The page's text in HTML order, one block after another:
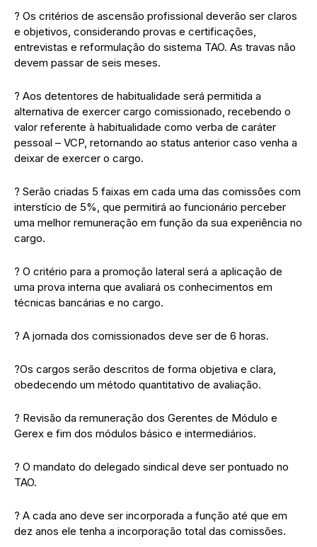
? Os critérios de ascensão profissional deverão ser claros
e objetivos, considerando provas e certificações,
entrevistas e reformulação do sistema TAO. As travas não
devem passar de seis meses.
? Aos detentores de habitualidade será permitida a
alternativa de exercer cargo comissionado, recebendo o
valor referente à habitualidade como verba de caráter
pessoal – VCP, retornando ao status anterior caso venha a
deixar de exercer o cargo.
? Serão criadas 5 faixas em cada uma das comissões com
interstício de 5%, que permitirá ao funcionário perceber
uma melhor remuneração em função da sua experiência no
cargo.
? O critério para a promoção lateral será a aplicação de
uma prova interna que avaliará os conhecimentos em
técnicas bancárias e no cargo.
? A jornada dos comissionados deve ser de 6 horas.
?Os cargos serão descritos de forma objetiva e clara,
obedecendo um método quantitativo de avaliação.
? Revisão da remuneração dos Gerentes de Módulo e
Gerex e fim dos módulos básico e intermediários.
? O mandato do delegado sindical deve ser pontuado no
TAO.
? A cada ano deve ser incorporada a função até que em
dez anos ele tenha a incorporação total das comissões.